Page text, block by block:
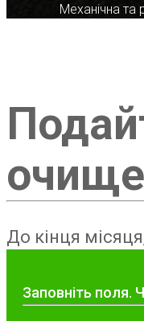
Механічна та
До кінця
Заповніть поля.